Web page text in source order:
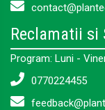
Reclamatii si
Program: Luni -
0770224455